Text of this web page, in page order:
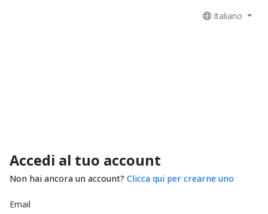
Italiano
Accedi al tuo account
Non hai ancora un account? Clicca qui per crearne uno
Email